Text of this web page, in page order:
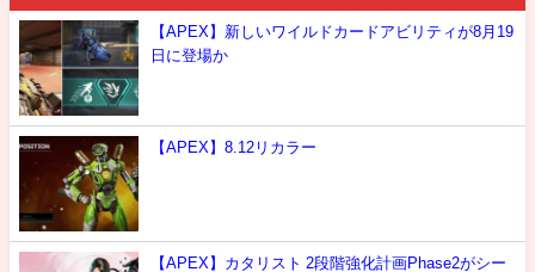
【APEX】新しいワイルドカードアビリティが8月19
日に登場か
【APEX】8.12リカラー
【APEX】カタリスト 2段階強化計画Phase2がシー